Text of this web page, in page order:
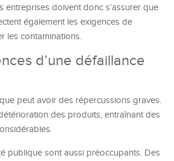
entreprises doivent donc s’assurer que
également les exigences de
les contaminations.
d’une défaillance
peut avoir des répercussions graves.
des produits, entraînant des
publique sont aussi préoccupants. Des